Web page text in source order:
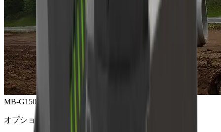
MB-G1500 グラップル
オプション製品